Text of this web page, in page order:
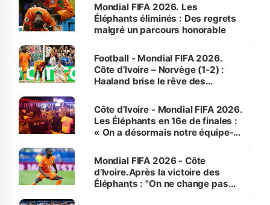
Mondial FIFA 2026. Les
Éléphants éliminés : Des regrets
malgré un parcours honorable
Football - Mondial FIFA 2026.
‎Côte d’Ivoire – Norvège (1-2) :
Haaland brise le rêve des
Côte d’Ivoire - Mondial FIFA 2026.
Les Éléphants en 16e de finales :
« On a désormais notre équipe-
Mondial FIFA 2026 - Côte
d’Ivoire.Après la victoire des
Éléphants : "On ne change pas